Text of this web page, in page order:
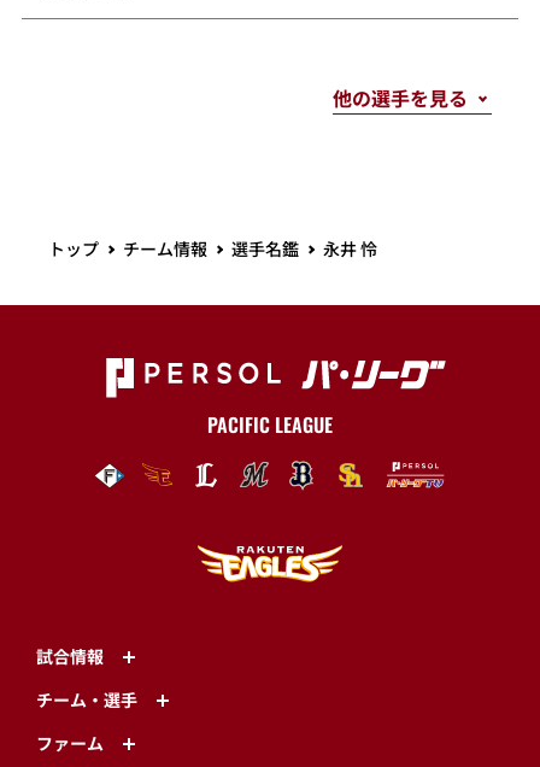
トップ チーム情報 選手名鑑 永井 怜
PACIFIC LEAGUE
試合情報
チーム・選手
ファーム